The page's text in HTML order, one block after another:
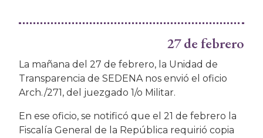
27 de febrero
La mañana del 27 de febrero, la Unidad de
Transparencia de SEDENA nos envió el oficio
Arch./271, del juezgado 1/o Militar.
En ese oficio, se notificó que el 21 de febrero la
Fiscalía General de la República requirió copia